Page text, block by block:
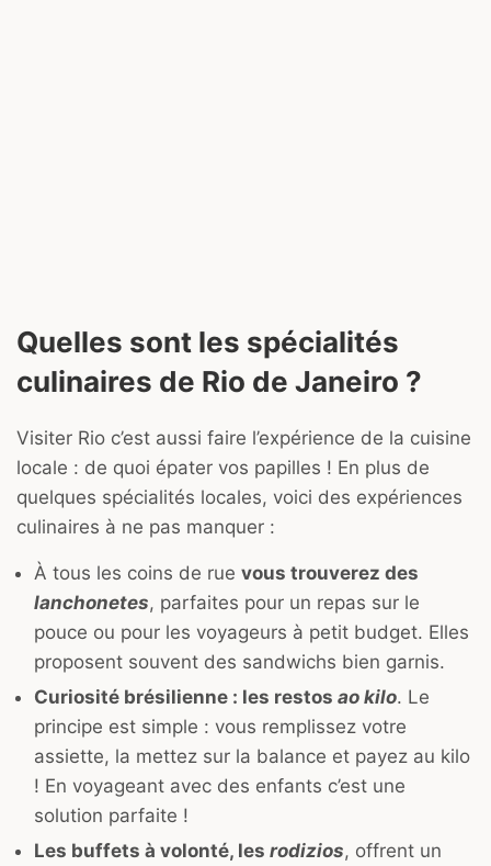
Quelles sont les spécialités
culinaires de Rio de Janeiro ?
Visiter Rio c’est aussi faire l’expérience de la cuisine
locale : de quoi épater vos papilles ! En plus de
quelques spécialités locales, voici des expériences
culinaires à ne pas manquer :
À tous les coins de rue vous trouverez des
lanchonetes, parfaites pour un repas sur le
pouce ou pour les voyageurs à petit budget. Elles
proposent souvent des sandwichs bien garnis.
Curiosité brésilienne : les restos ao kilo. Le
principe est simple : vous remplissez votre
assiette, la mettez sur la balance et payez au kilo
! En voyageant avec des enfants c’est une
solution parfaite !
Les buffets à volonté, les rodizios, offrent un